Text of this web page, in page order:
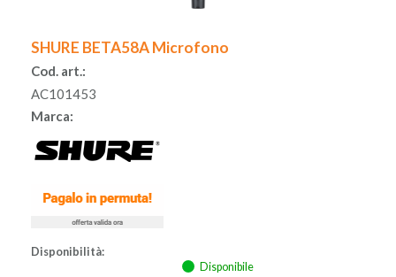
SHURE BETA58A Microfono
Cod. art.:
AC101453
Marca:
Disponibilità:
Disponibile